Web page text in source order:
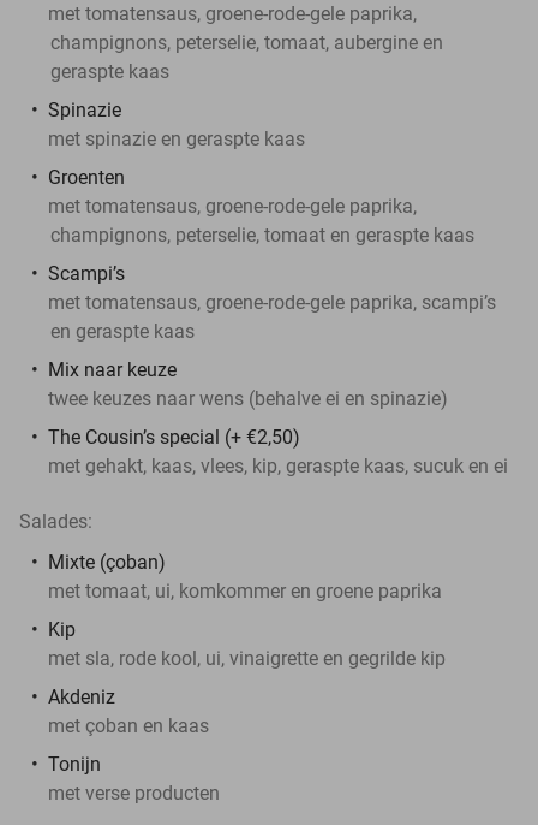
met tomatensaus, groene-rode-gele paprika,
champignons, peterselie, tomaat, aubergine en
geraspte kaas
Spinazie
met spinazie en geraspte kaas
Groenten
met tomatensaus, groene-rode-gele paprika,
champignons, peterselie, tomaat en geraspte kaas
Scampi’s
met tomatensaus, groene-rode-gele paprika, scampi’s
en geraspte kaas
Mix naar keuze
twee keuzes naar wens (behalve ei en spinazie)
The Cousin’s special (+ €2,50)
met gehakt, kaas, vlees, kip, geraspte kaas, sucuk en ei
Salades:
Mixte (çoban)
met tomaat, ui, komkommer en groene paprika
Kip
met sla, rode kool, ui, vinaigrette en gegrilde kip
Akdeniz
met çoban en kaas
Tonijn
met verse producten